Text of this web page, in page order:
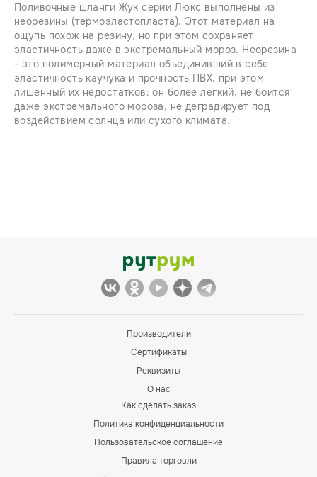
Поливочные шланги Жук серии Люкс выполнены из
неорезины (термоэластопласта). Этот материал на
ощупь похож на резину, но при этом сохраняет
эластичность даже в экстремальный мороз. Неорезина
- это полимерный материал объединивший в себе
эластичность каучука и прочность ПВХ, при этом
лишенный их недостатков: он более легкий, не боится
даже экстремального мороза, не деградирует под
воздействием солнца или сухого климата.
Производители
Сертификаты
Реквизиты
О нас
Как сделать заказ
Политика конфиденциальности
Пользовательское соглашение
Правила торговли